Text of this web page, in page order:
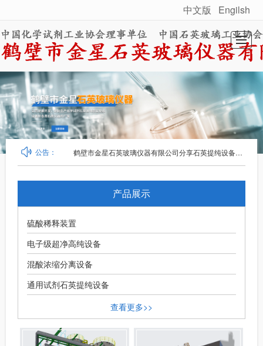
很遗憾，因您的浏览器版本过低导致无法获得最佳浏览体验，推荐下载安装谷歌浏览器！
中文版 Engilsh
首页 工程案例 新闻动态 联系我们
公告： 鹤壁市金星石英玻璃仪器有限公司分享石英提纯设备：搞定通用试剂高纯原料的关键设备
产品展示
硫酸稀释装置
电子级超净高纯设备
混酸浓缩分离设备
通用试剂石英提纯设备
查看更多>>